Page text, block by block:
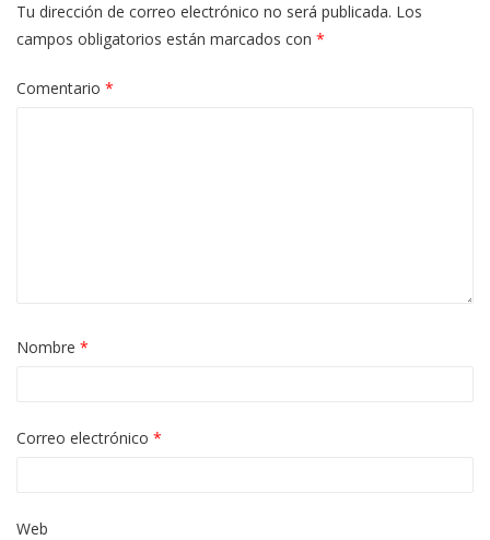
Tu dirección de correo electrónico no será publicada. Los
campos obligatorios están marcados con *
Comentario *
Nombre *
Correo electrónico *
Web